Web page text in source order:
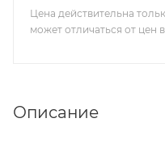
Цена действительна
может отличаться от цен
Описание